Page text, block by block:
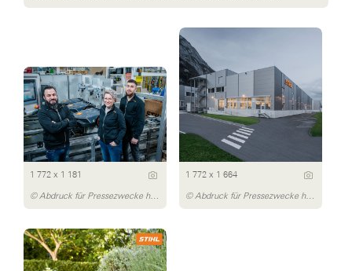
1 772 x 1 181
© Abdruck für Pressezwecke honorarfrei, Fotocredit: STIHL Tirol
1 772 x 1 664
© Abdruck für Pressezwecke honorarfrei, Fotocredit: STIHL Tirol